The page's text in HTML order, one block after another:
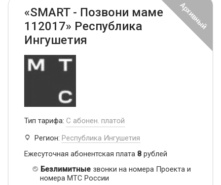
«SMART - Позвони маме
112017» Республика
Ингушетия
Тип тарифа: С абонен. платой
Регион: Республика Ингушетия
Ежесуточная абонентская плата 8 рублей
Безлимитные звонки на номера Проекта и
номера МТС России